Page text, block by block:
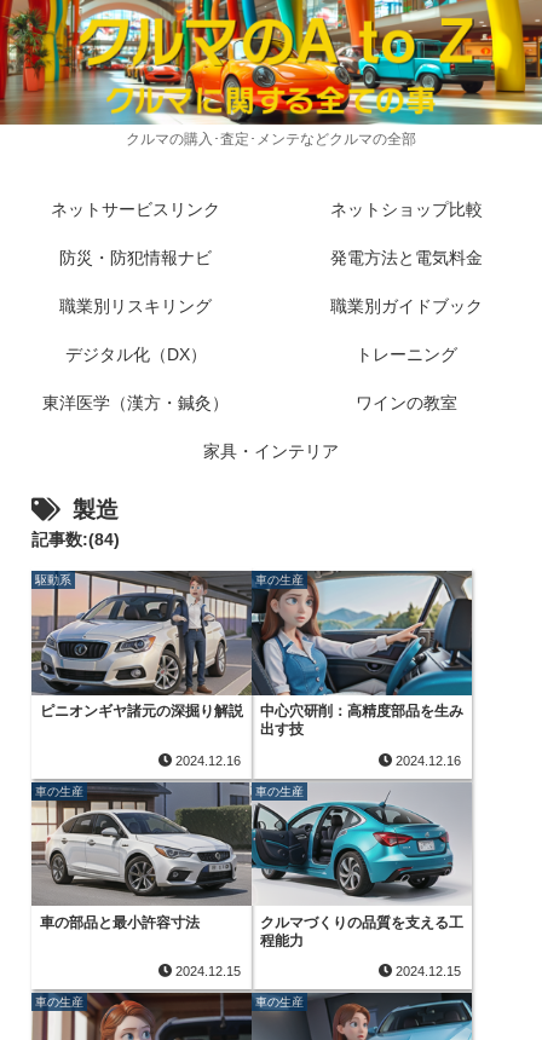
クルマの購入･査定･メンテなどクルマの全部
ネットサービスリンク ネットショップ比較
防災・防犯情報ナビ 発電方法と電気料金
職業別リスキリング 職業別ガイドブック
デジタル化（DX） トレーニング
東洋医学（漢方・鍼灸） ワインの教室
家具・インテリア
製造
記事数:(84)
駆動系
ピニオンギヤ諸元の深掘り解説
2024.12.16
車の生産
中心穴研削：高精度部品を生み
出す技
2024.12.16
車の生産
車の部品と最小許容寸法
2024.12.15
車の生産
クルマづくりの品質を支える工
程能力
2024.12.15
車の生産 車の生産